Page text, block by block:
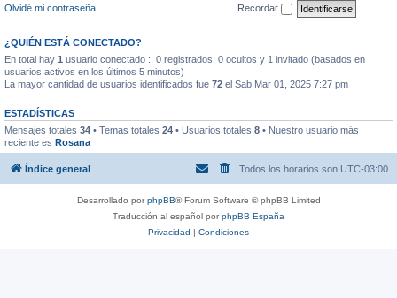
Olvidé mi contraseña
Recordar
¿QUIÉN ESTÁ CONECTADO?
En total hay 1 usuario conectado :: 0 registrados, 0 ocultos y 1 invitado (basados en
usuarios activos en los últimos 5 minutos)
La mayor cantidad de usuarios identificados fue 72 el Sab Mar 01, 2025 7:27 pm
ESTADÍSTICAS
Mensajes totales 34 • Temas totales 24 • Usuarios totales 8 • Nuestro usuario más
reciente es Rosana
Índice general Todos los horarios son UTC-03:00
Desarrollado porphpBB® Forum Software © phpBB Limited
Traducción al español porphpBB España
Privacidad | Condiciones